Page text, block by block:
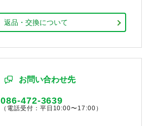
返品・交換について
お問い合わせ先
086-472-3639
（電話受付：平日10:00〜17:00）